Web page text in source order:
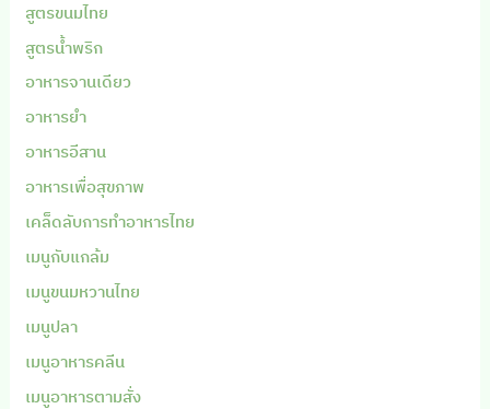
สูตรขนมไทย
สูตรน้ำพริก
อาหารจานเดียว
อาหารยำ
อาหารอีสาน
อาหารเพื่อสุขภาพ
เคล็ดลับการทำอาหารไทย
เมนูกับแกล้ม
เมนูขนมหวานไทย
เมนูปลา
เมนูอาหารคลีน
เมนูอาหารตามสั่ง